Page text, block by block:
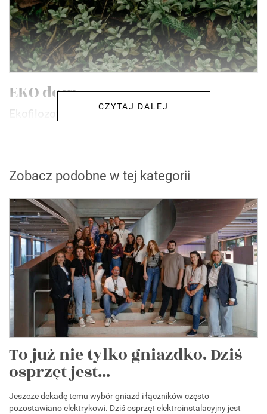
EKO dom
Ekofilozofia podbija świat!
CZYTAJ DALEJ
Zobacz podobne w tej kategorii
To już nie tylko gniazdko. Dziś
osprzęt jest...
Jeszcze dekadę temu wybór gniazd i łączników często
pozostawiano elektrykowi. Dziś osprzęt elektroinstalacyjny jest